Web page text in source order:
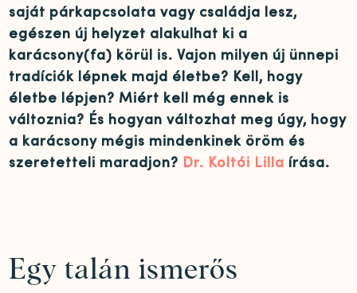
saját párkapcsolata vagy családja lesz,
egészen új helyzet alakulhat ki a
karácsony(fa) körül is. Vajon milyen új ünnepi
tradíciók lépnek majd életbe? Kell, hogy
életbe lépjen? Miért kell még ennek is
változnia? És hogyan változhat meg úgy, hogy
a karácsony mégis mindenkinek öröm és
szeretetteli maradjon? Dr. Koltói Lilla írása.
Egy talán ismerős